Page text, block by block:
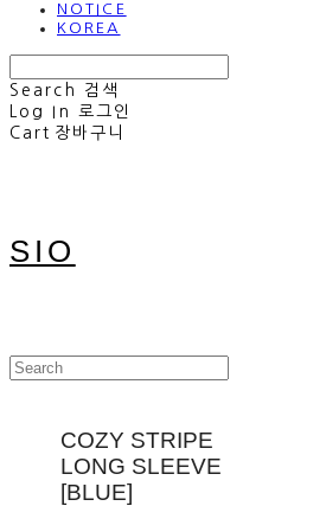
NOTICE
KOREA
Search
검색
Log In
로그인
Cart 장바구니
SIO
COZY STRIPE
LONG SLEEVE
[BLUE]